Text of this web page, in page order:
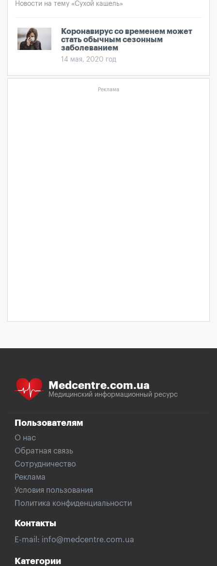
Новости на тему «Сухой кашель»
Коронавирус со временем может
стать обычным сезонным
заболеванием
14 мая, 2020 год
Реклама
Medcentre.com.ua
Медицинский информационный ресурс
Пользователям
О нас
Обратная связь
Сотрудничество
Реклама
Условия пользования
Политика конфиденциальности
Контакты
E-mail: info@medcentre.com.ua
Категории